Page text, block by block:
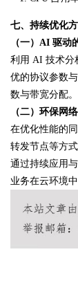
七、持续优化
（一）AI 驱动
利用 AI 技术分
优的协议参数
数与带宽分配。
（二）环保网
在优化性能的
转发节点等方
通过持续应用
业务在云环境中